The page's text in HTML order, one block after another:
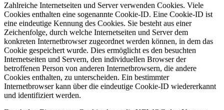
Zahlreiche Internetseiten und Server verwenden Cookies. Viele
Cookies enthalten eine sogenannte Cookie-ID. Eine Cookie-ID ist
eine eindeutige Kennung des Cookies. Sie besteht aus einer
Zeichenfolge, durch welche Internetseiten und Server dem
konkreten Internetbrowser zugeordnet werden können, in dem das
Cookie gespeichert wurde. Dies ermöglicht es den besuchten
Internetseiten und Servern, den individuellen Browser der
betroffenen Person von anderen Internetbrowsern, die andere
Cookies enthalten, zu unterscheiden. Ein bestimmter
Internetbrowser kann über die eindeutige Cookie-ID wiedererkannt
und identifiziert werden.